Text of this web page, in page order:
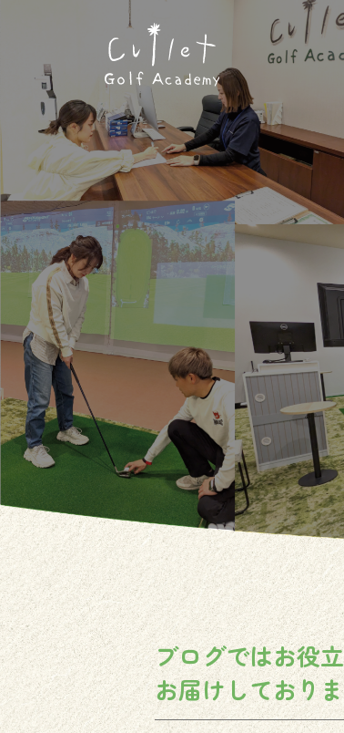
ブログではお役
お届けしており